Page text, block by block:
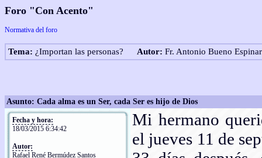
Foro "Con Acento"
Normativa del foro
Tema: ¿Importan las personas? Autor: Fr. Antonio Bueno
Asunto: Cada alma es un Ser, cada Ser es hijo de Dios
Fecha y hora:
18/03/2015 6:34:42
Autor:
Rafael René Bermúdez Santos
Mi hermano
el jueves 11 de